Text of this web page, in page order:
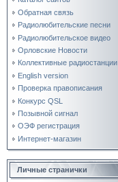
Обратная связь
Радиолюбительские песни
Радиолюбительское видео
Орловские Новости
Коллективные радиостанции
English version
Проверка правописания
Конкурс QSL
Позывной сигнал
ОЭФ регистрация
Интернет-магазин
Личные странички